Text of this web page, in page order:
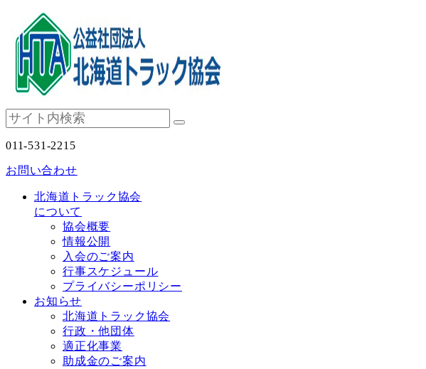
011-531-2215
お問い合わせ
北海道トラック協会
について
協会概要
情報公開
入会のご案内
行事スケジュール
プライバシーポリシー
お知らせ
北海道トラック協会
行政・他団体
適正化事業
助成金のご案内